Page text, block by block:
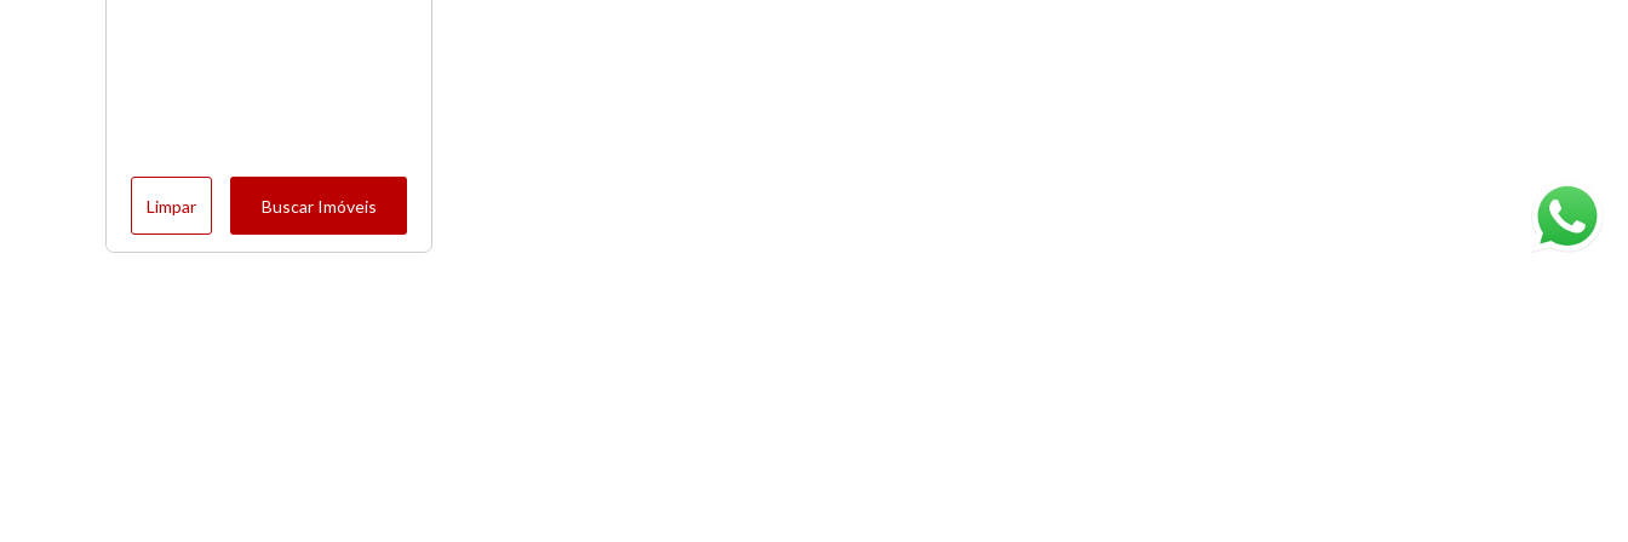
Limpar Buscar Imóveis